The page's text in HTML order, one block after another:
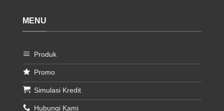
MENU
Produk
Promo
Simulasi Kredit
Hubungi Kami